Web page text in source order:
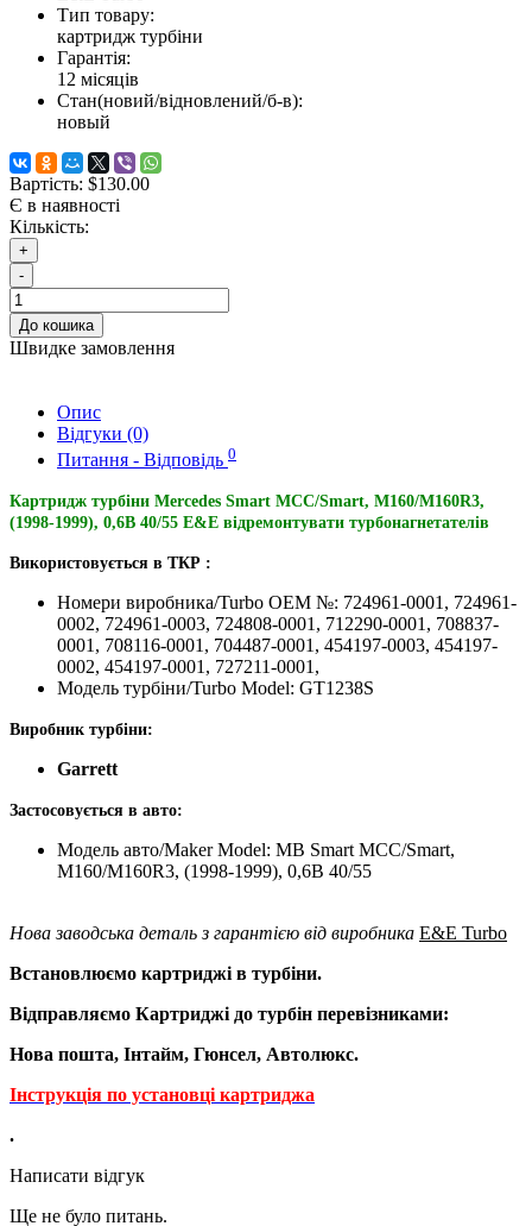
Тип товару:
картридж турбіни
Гарантія:
12 місяців
Стан(новий/відновлений/б-в):
новый
Вартість: $130.00
Є в наявності
Кількість:
+
-
До кошика
Швидке замовлення
Опис
Відгуки (0)
Питання - Відповідь 0
Картридж турбіни Mercedes Smart MCC/Smart, M160/M160R3,
(1998-1999), 0,6B 40/55 E&E відремонтувати турбонагнетателів
Використовується в ТКР :
Номери виробника/Turbo OEM №: 724961-0001, 724961-
0002, 724961-0003, 724808-0001, 712290-0001, 708837-
0001, 708116-0001, 704487-0001, 454197-0003, 454197-
0002, 454197-0001, 727211-0001,
Модель турбіни/Turbo Model: GT1238S
Виробник турбіни:
Garrett
Застосовується в авто:
Модель авто/Maker Model: MB Smart MCC/Smart,
M160/M160R3, (1998-1999), 0,6B 40/55
Нова заводська деталь з гарантією від виробника E&E Turbo
Встановлюємо картриджі в турбіни.
Відправляємо Картриджі до турбін перевізниками:
Нова пошта, Інтайм, Гюнсел, Автолюкс.
Інструкція по установці картриджа
.
Написати відгук
Ще не було питань.